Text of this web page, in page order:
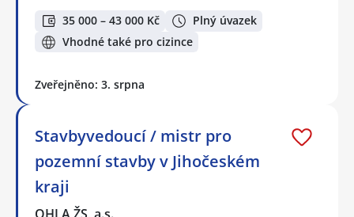
35 000 – 43 000 Kč
Plný úvazek
Vhodné také pro cizince
Zveřejněno: 3. srpna
Stavbyvedoucí / mistr pro
pozemní stavby v Jihočeském
kraji